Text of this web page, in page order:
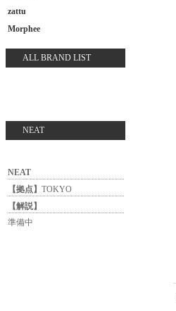
zattu
Morphee
ALL BRAND LIST
NEAT
NEAT
【拠点】 TOKYO
【解説】
準備中